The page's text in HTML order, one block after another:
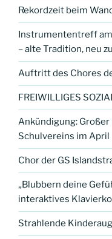
Rekordzeit beim
Instrumententreff
– alte Tradition, neu
Auftritt des Chores
FREIWILLIGES
Ankündigung:
Schulvereins im April
Chor der GS
„Blubbern deine
interaktives
Strahlende